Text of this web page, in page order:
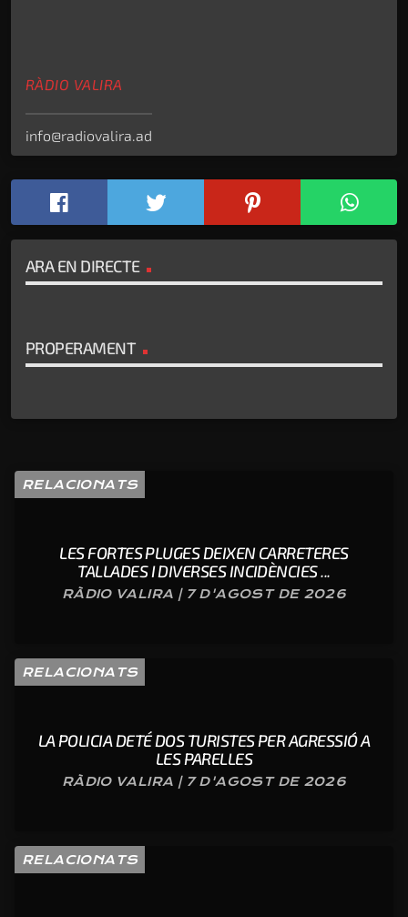
RÀDIO VALIRA
info@radiovalira.ad
ARA EN DIRECTE
PROPERAMENT
RELACIONATS
LES FORTES PLUGES DEIXEN CARRETERES
TALLADES I DIVERSES INCIDÈNCIES ...
RÀDIO VALIRA | 7 D'AGOST DE 2026
RELACIONATS
LA POLICIA DETÉ DOS TURISTES PER AGRESSIÓ A
LES PARELLES
RÀDIO VALIRA | 7 D'AGOST DE 2026
RELACIONATS